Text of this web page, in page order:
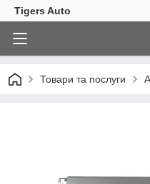
Tigers Auto
Товари та послуги